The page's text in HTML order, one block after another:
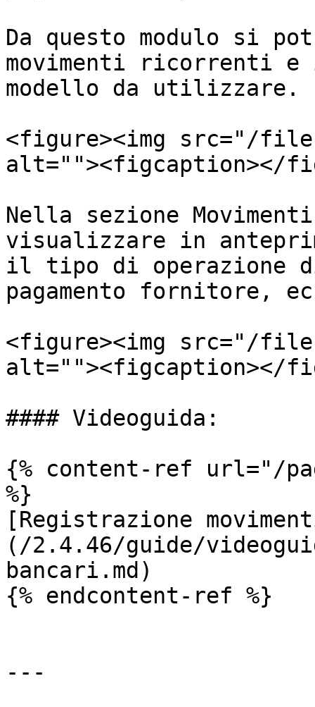
Da questo modulo si
movimenti ricorrenti e
modello da utilizzare.
<figure><img src="/files/
alt=""><figcaption></
Nella sezione
visualizzare in
il tipo di operazione
pagamento fornitore,
<figure><img src="/files/
alt=""><figcaption></
#### Videoguida:
{% content-ref url="/
%}
[Registrazione
(/2.4.46/guide/
bancari.md)
{% endcontent-ref %}
---